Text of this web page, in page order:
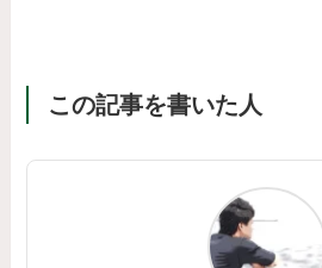
この記事を書いた人